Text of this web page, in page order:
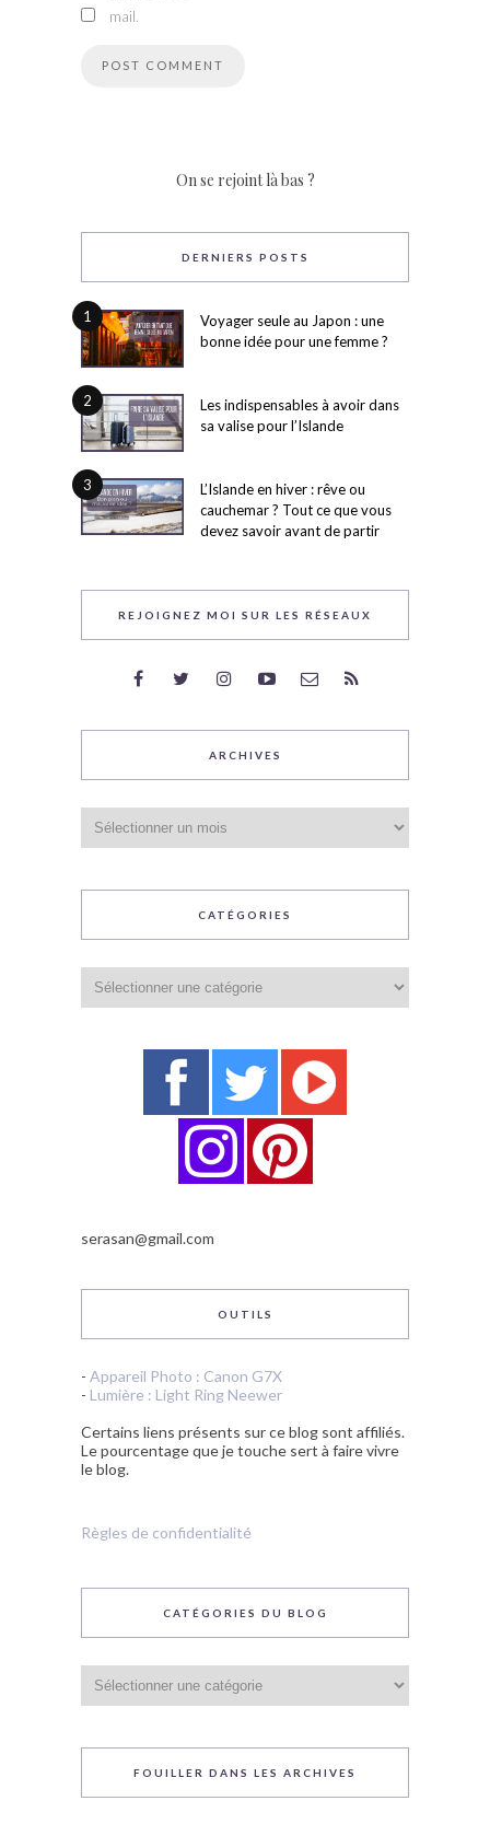
mail.
On se rejoint là bas ?
DERNIERS POSTS
1
Voyager seule au Japon : une
bonne idée pour une femme ?
2
Les indispensables à avoir dans
sa valise pour l’Islande
3
L’Islande en hiver : rêve ou
cauchemar ? Tout ce que vous
devez savoir avant de partir
REJOIGNEZ MOI SUR LES RÉSEAUX
ARCHIVES
CATÉGORIES
serasan@gmail.com
OUTILS
- Appareil Photo : Canon G7X
- Lumière : Light Ring Neewer
Certains liens présents sur ce blog sont affiliés.
Le pourcentage que je touche sert à faire vivre
le blog.
Règles de confidentialité
CATÉGORIES DU BLOG
du
blog
FOUILLER DANS LES ARCHIVES